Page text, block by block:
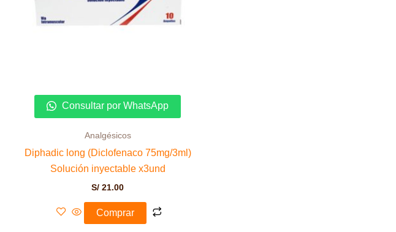
Consultar por WhatsApp
Analgésicos
Diphadic long (Diclofenaco 75mg/3ml)
Solución inyectable x3und
S/ 21.00
Comprar